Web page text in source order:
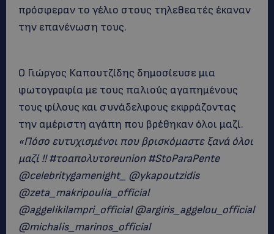
πρόσφεραν το γέλιο στους τηλεθεατές έκαναν
την επανένωση τους.
Ο Γιώργος Καπουτζίδης δημοσίευσε μια
φωτογραφία με τους παλιούς αγαπημένους
τους φίλους και συνάδελφους εκφράζοντας
την αμέριστη αγάπη που βρέθηκαν όλοι μαζί.
«Πόσο ευτυχισμένοι που βρισκόμαστε ξανά όλοι
μαζί !! #τοαπολυτοreunion #StoParaPente
@celebritygamenight_ @ykapoutzidis
@zeta_makripoulia_official
@aggelikilampri_official @argiris_aggelou_official
@michalis_marinos_official